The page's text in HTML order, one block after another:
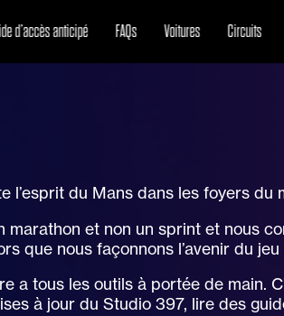
d’accès anticipé FAQs Voitures Circuits
l’esprit du Mans dans les foyers
marathon et non un sprint et nous
que nous façonnons l’avenir du
a tous les outils à portée de main.
à jour du Studio 397, lire des